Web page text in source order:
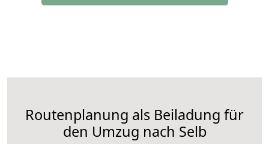
Routenplanung als Beiladung für
den Umzug nach Selb